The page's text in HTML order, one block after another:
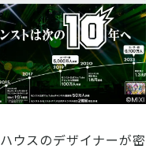
ウスのデザイナーが密